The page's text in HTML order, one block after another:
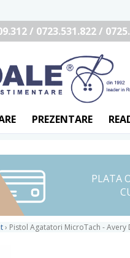
/ 0723.531.822 /
PREZENTARE
PLATA
› Pistol Agatatori MicroTach - Avery